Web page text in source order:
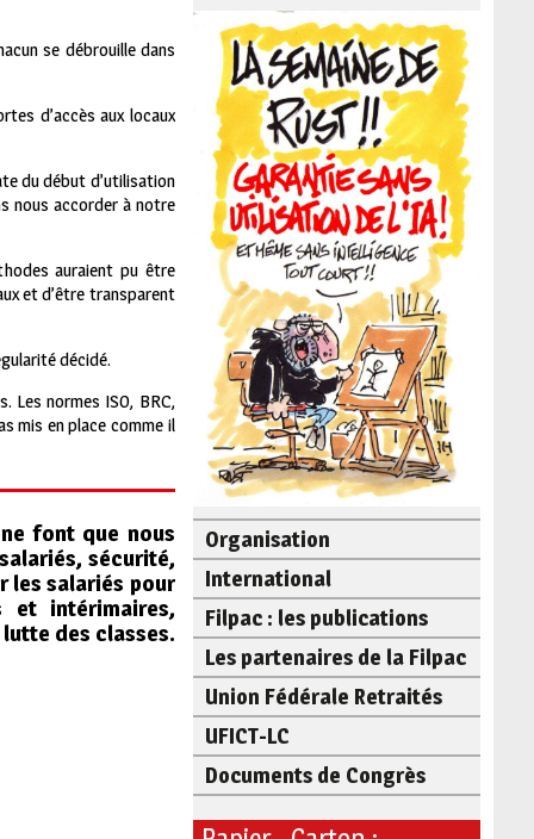
se débrouille dans
d’accès aux locaux
du début d’utilisation
nous accorder à notre
auraient pu être
et d’être transparent
décidé.
Les normes ISO, BRC,
mis en place comme il
font que nous
sécurité,
les salariés pour
et intérimaires,
des classes.
Organisation
International
Filpac : les publications
Les partenaires de la Filpac
Union Fédérale Retraités
UFICT-LC
Documents de Congrès